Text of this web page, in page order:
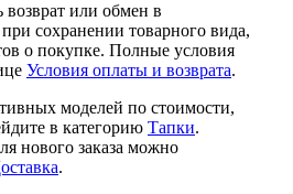
или обмен в
сохранении товарного вида,
о покупке. Полные условия
Условия оплаты и возврата.
моделей по стоимости,
в категорию Тапки.
нового заказа можно
.